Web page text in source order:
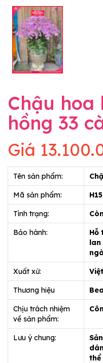
Chậu hoa
hồng 33
Giá
Tên sản phẩm:
Mã sản phẩm:
Tình trạng:
Bảo hành:
Hỗ
lan
Xuất xứ:
Thương hiệu
Chịu trách nhiệm
về sản phẩm:
Lưu ý chung:
thể